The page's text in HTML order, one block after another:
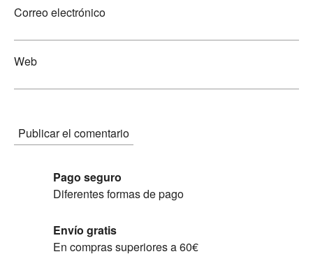
Correo electrónico
Web
Pago seguro
Diferentes formas de pago
Envío gratis
En compras superiores a 60€